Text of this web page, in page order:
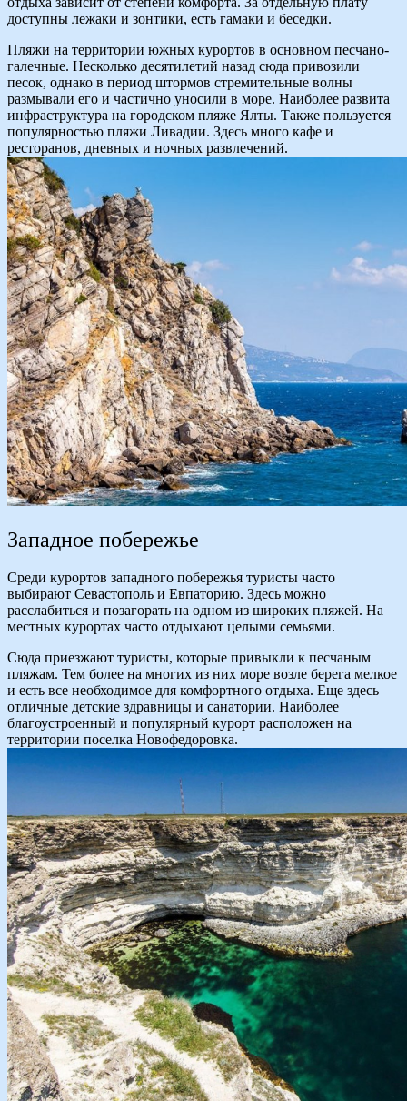
доступны лежаки и зонтики, есть гамаки и беседки.
Пляжи на территории южных курортов в основном песчано-
галечные. Несколько десятилетий назад сюда привозили
песок, однако в период штормов стремительные волны
размывали его и частично уносили в море. Наиболее развита
инфраструктура на городском пляже Ялты. Также пользуется
популярностью пляжи Ливадии. Здесь много кафе и
ресторанов, дневных и ночных развлечений.
Западное побережье
Среди курортов западного побережья туристы часто
выбирают Севастополь и Евпаторию. Здесь можно
расслабиться и позагорать на одном из широких пляжей. На
местных курортах часто отдыхают целыми семьями.
Сюда приезжают туристы, которые привыкли к песчаным
пляжам. Тем более на многих из них море возле берега мелкое
и есть все необходимое для комфортного отдыха. Еще здесь
отличные детские здравницы и санатории. Наиболее
благоустроенный и популярный курорт расположен на
территории поселка Новофедоровка.